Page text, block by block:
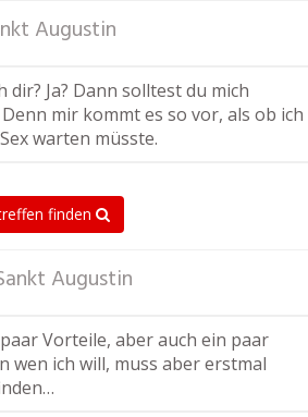
Augustin
dir? Ja? Dann solltest du mich
mir kommt es so vor, als ob ich
warten müsste.
finden
Augustin
Vorteile, aber auch ein paar
wen ich will, muss aber erstmal